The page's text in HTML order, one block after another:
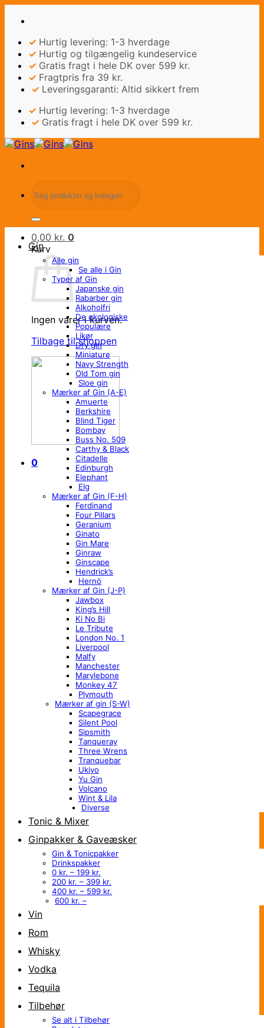
✓ Hurtig levering: 1-3 hverdage
✓ Hurtig og tilgængelig kundeservice
✓ Gratis fragt i hele DK over 599 kr.
✓ Fragtpris fra 39 kr.
✓ Leveringsgaranti: Altid sikkert frem
✓ Hurtig levering: 1-3 hverdage
✓ Gratis fragt i hele DK over 599 kr.
efter:
0,00 kr. 0
Kurv
Ingen varer i kurven.
Tilbage til shoppen
0
Gin
Alle gin
Se alle i Gin
Typer af Gin
Japanske gin
Rabarber gin
Alkoholfri
De økologiske
Populære
Likør
Dry gin
Miniature
Navy Strength
Old Tom gin
Sloe gin
Mærker af Gin (A-E)
Amuerte
Berkshire
Blind Tiger
Bombay
Buss No. 509
Carthy & Black
Citadelle
Edinburgh
Elephant
Elg
Mærker af Gin (F-H)
Ferdinand
Four Pillars
Geranium
Ginato
Gin Mare
Ginraw
Ginscape
Hendrick’s
Hernö
Mærker af Gin (J-P)
Jawbox
King’s Hill
Ki No Bi
Le Tribute
London No. 1
Liverpool
Malfy
Manchester
Marylebone
Monkey 47
Plymouth
Mærker af gin (S-W)
Scapegrace
Silent Pool
Sipsmith
Tanqueray
Three Wrens
Tranquebar
Ukiyo
Yu Gin
Volcano
Wint & Lila
Diverse
Tonic & Mixer
Ginpakker & Gaveæsker
Gin & Tonicpakker
Drinkspakker
0 kr. – 199 kr.
200 kr. – 399 kr.
400 kr. – 599 kr.
600 kr. –
Vin
Rom
Whisky
Vodka
Tequila
Tilbehør
Se alt i Tilbehør